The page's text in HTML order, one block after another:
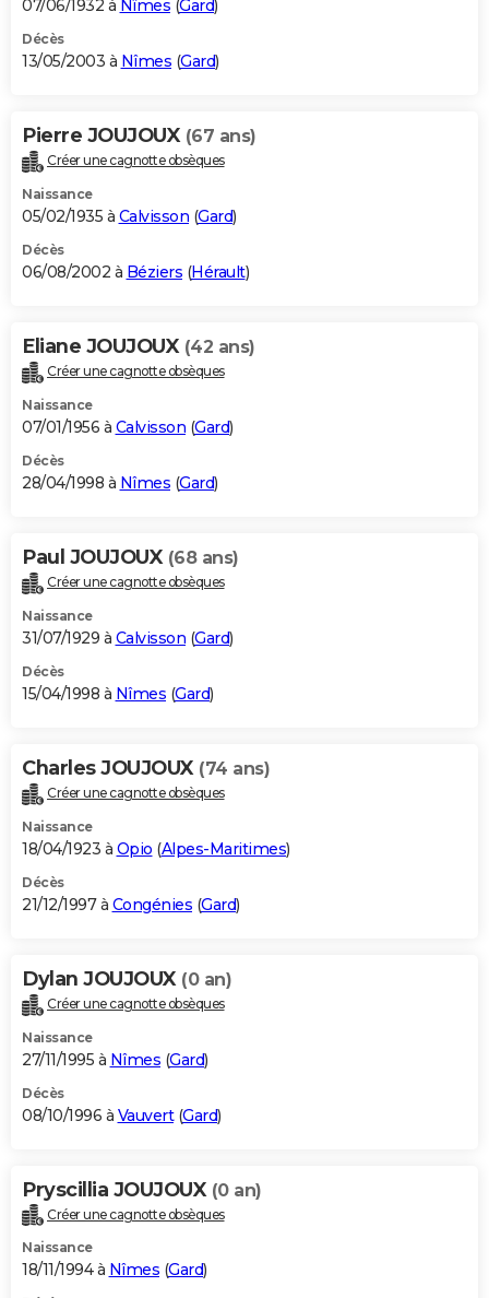
07/06/1932 à Nîmes (Gard)
Décès
13/05/2003 à Nîmes (Gard)
Pierre JOUJOUX (67 ans)
Créer une cagnotte obsèques
Naissance
05/02/1935 à Calvisson (Gard)
Décès
06/08/2002 à Béziers (Hérault)
Eliane JOUJOUX (42 ans)
Créer une cagnotte obsèques
Naissance
07/01/1956 à Calvisson (Gard)
Décès
28/04/1998 à Nîmes (Gard)
Paul JOUJOUX (68 ans)
Créer une cagnotte obsèques
Naissance
31/07/1929 à Calvisson (Gard)
Décès
15/04/1998 à Nîmes (Gard)
Charles JOUJOUX (74 ans)
Créer une cagnotte obsèques
Naissance
18/04/1923 à Opio (Alpes-Maritimes)
Décès
21/12/1997 à Congénies (Gard)
Dylan JOUJOUX (0 an)
Créer une cagnotte obsèques
Naissance
27/11/1995 à Nîmes (Gard)
Décès
08/10/1996 à Vauvert(Gard)
Pryscillia JOUJOUX (0 an)
Créer une cagnotte obsèques
Naissance
18/11/1994 à Nîmes (Gard)